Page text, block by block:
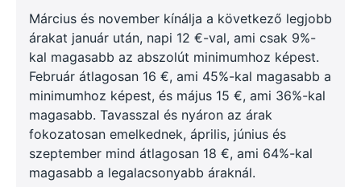
Március és november kínálja a következő legjobb
árakat január után, napi 12 €-val, ami csak 9%-
kal magasabb az abszolút minimumhoz képest.
Február átlagosan 16 €, ami 45%-kal magasabb a
minimumhoz képest, és május 15 €, ami 36%-kal
magasabb. Tavasszal és nyáron az árak
fokozatosan emelkednek, április, június és
szeptember mind átlagosan 18 €, ami 64%-kal
magasabb a legalacsonyabb áraknál.